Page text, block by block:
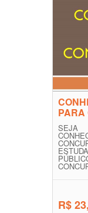
PARA
SEJA
R$